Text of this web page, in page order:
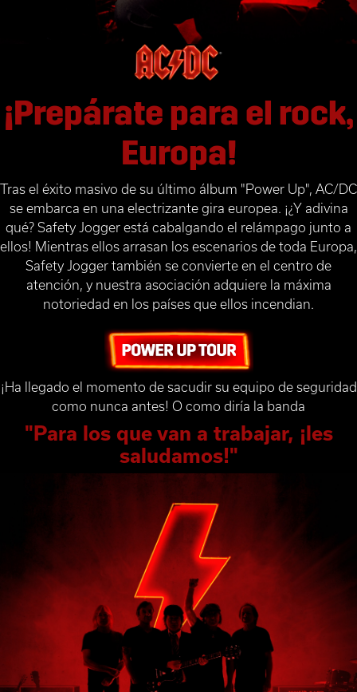
¡Prepárate para el rock,
Europa!
Tras el éxito masivo de su último álbum "Power Up", AC/DC
se embarca en una electrizante gira europea. ¡¿Y adivina
qué? Safety Jogger está cabalgando el relámpago junto a
ellos! Mientras ellos arrasan los escenarios de toda Europa,
Safety Jogger también se convierte en el centro de
atención, y nuestra asociación adquiere la máxima
notoriedad en los países que ellos incendian.
¡Ha llegado el momento de sacudir su equipo de seguridad
como nunca antes! O como diría la banda
"Para los que van a trabajar, ¡les
saludamos!"